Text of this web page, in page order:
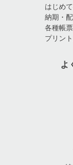
はじめ
納期・
各種帳
プリン
よ